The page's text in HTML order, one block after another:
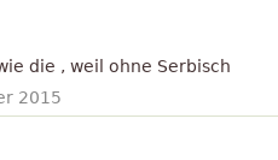
die , weil ohne Serbisch
2015